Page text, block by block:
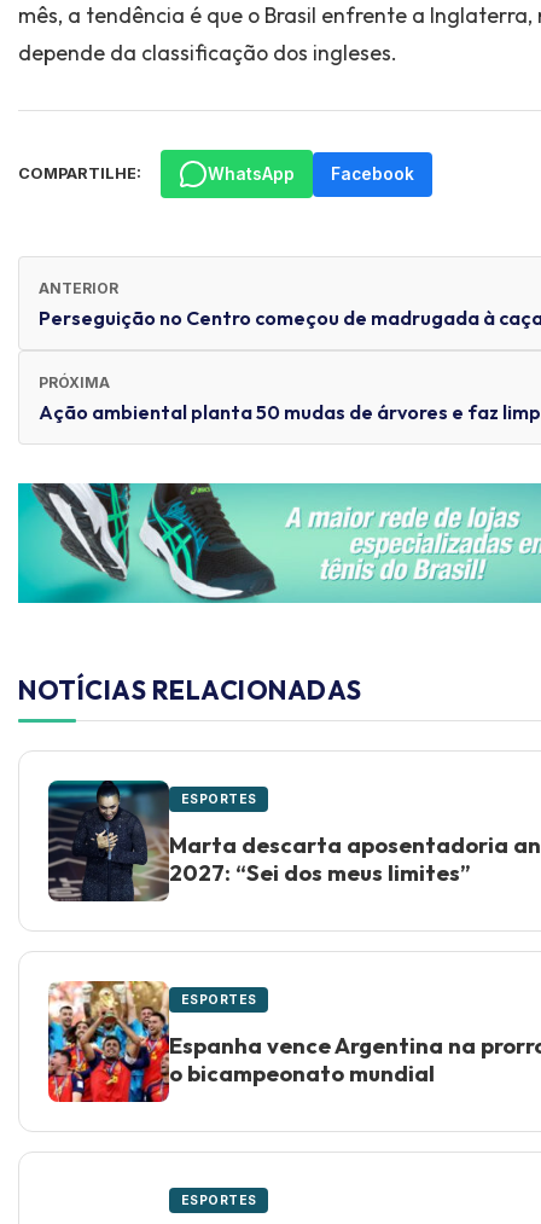
mês, a tendência é que o Brasil enfrente a
depende da classificação dos ingleses.
COMPARTILHE: WhatsApp Facebook
ANTERIOR
Perseguição no Centro começou de madrugada à
PRÓXIMA
Ação ambiental planta 50 mudas de árvores e faz
NOTÍCIAS RELACIONADAS
ESPORTES
Marta descarta aposentadoria
2027: “Sei dos meus limites”
ESPORTES
Espanha vence Argentina na
o bicampeonato mundial
ESPORTES